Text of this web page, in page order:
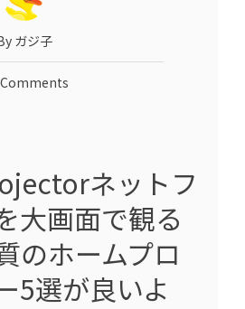
ガジ子
ネットフ
大画面で観る
のホームプロ
5選が良いよ